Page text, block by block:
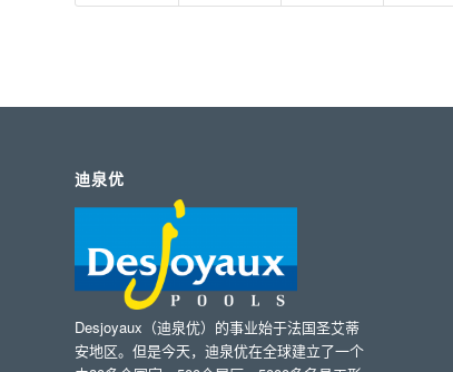
迪泉优
Desjoyaux（迪泉优）的事业始于法国圣艾蒂
安地区。但是今天，迪泉优在全球建立了一个